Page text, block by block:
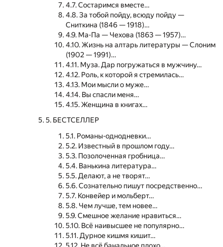
4.7. Состаримся вместе…
4.8. За тобой пойду, всюду пойду —
Сниткина (1846 — 1918)…
4.9. Ма-Па — Чехова (1863 — 1957)…
4.10. Жизнь на алтарь литературы — Слоним
(1902 — 1991)…
4.11. Муза. Дар погружаться в мужчину…
4.12. Роль, к которой я стремилась…
4.13. Мои мысли о муже…
4.14. Вы спасли меня…
4.15. Женщина в книгах…
5. БЕСТСЕЛЛЕР
5.1. Романы-однодневки…
5.2. Известный в прошлом году…
5.3. Позолоченная гробница…
5.4. Ванькина литература…
5.5. Делают, а не творят…
5.6. Сознательно пишут посредственно…
5.7. Конвейер и мольберт…
5.8. Чем лучше, тем новее…
5.9. Смешное желание нравиться…
5.10. Всё наивысшее не популярно…
5.11. Дурное кишмя кишит…